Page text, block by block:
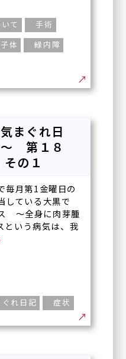
診療
障手術
体手術
障手術
手術
下垂の治療
レーザー治療
て
手術
体
緑内障
まぐれ日
第１８
の１
毎月第1金曜日の
している大黒で
～全身に肉芽腫
いう病気は、我
れ日記
症状